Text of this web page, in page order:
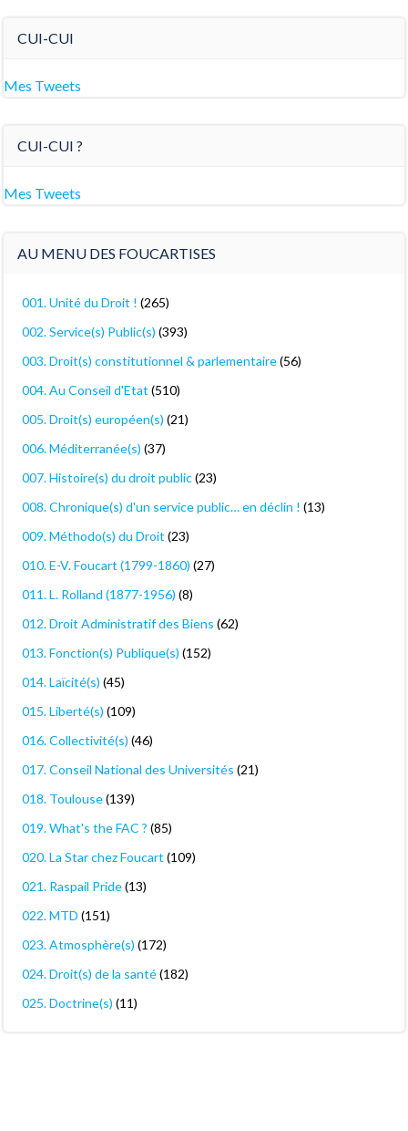
CUI-CUI
Mes Tweets
CUI-CUI ?
Mes Tweets
AU MENU DES FOUCARTISES
001. Unité du Droit ! (265)
002. Service(s) Public(s) (393)
003. Droit(s) constitutionnel & parlementaire(56)
004. Au Conseil d'Etat (510)
005. Droit(s) européen(s) (21)
006. Méditerranée(s) (37)
007. Histoire(s) du droit public(23)
008. Chronique(s) d'un service public… en déclin ! (13)
009. Méthodo(s) du Droit (23)
010. E-V. Foucart (1799-1860) (27)
011. L. Rolland (1877-1956) (8)
012. Droit Administratif des Biens (62)
013. Fonction(s) Publique(s) (152)
014. Laïcité(s) (45)
015. Liberté(s) (109)
016. Collectivité(s) (46)
017. Conseil National des Universités (21)
018. Toulouse(139)
019. What's the FAC ? (85)
020. La Star chez Foucart (109)
021. Raspail Pride(13)
022. MTD (151)
023. Atmosphère(s) (172)
024. Droit(s) de la santé(182)
025. Doctrine(s) (11)